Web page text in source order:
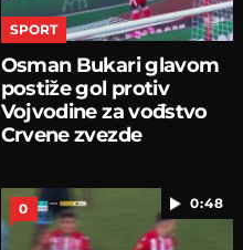
SPORT
Osman Bukari glavom
postiže gol protiv
Vojvodine za vođstvo
Crvene zvezde
0:48
0